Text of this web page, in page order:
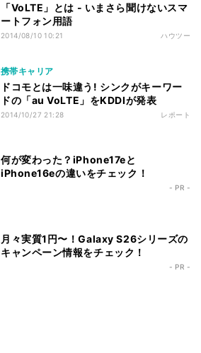
「VoLTE」とは - いまさら聞けないスマ
ートフォン用語
2014/08/10 10:21 ハウツー
携帯キャリア
ドコモとは一味違う! シンクがキーワー
ドの「au VoLTE」をKDDIが発表
2014/10/27 21:28 レポート
何が変わった？iPhone17eと
iPhone16eの違いをチェック！
- PR -
月々実質1円〜！Galaxy S26シリーズの
キャンペーン情報をチェック！
- PR -